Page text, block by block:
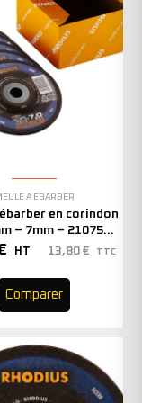
À ÉBARBER
en corindon
– 7mm – 210750
(x5)
HT 13,80 € TTC
Comparer